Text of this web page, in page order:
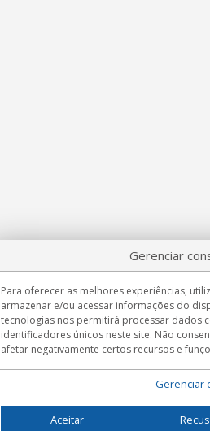
Informação
Seg.-Sex.
Entrega em
Gerenciar
Para oferecer as melhores experiências,
armazenar e/ou acessar informações do
tecnologias nos permitirá processar dados
identificadores únicos neste site. Não
afetar negativamente certos recursos e
Gerenciar
Aceitar